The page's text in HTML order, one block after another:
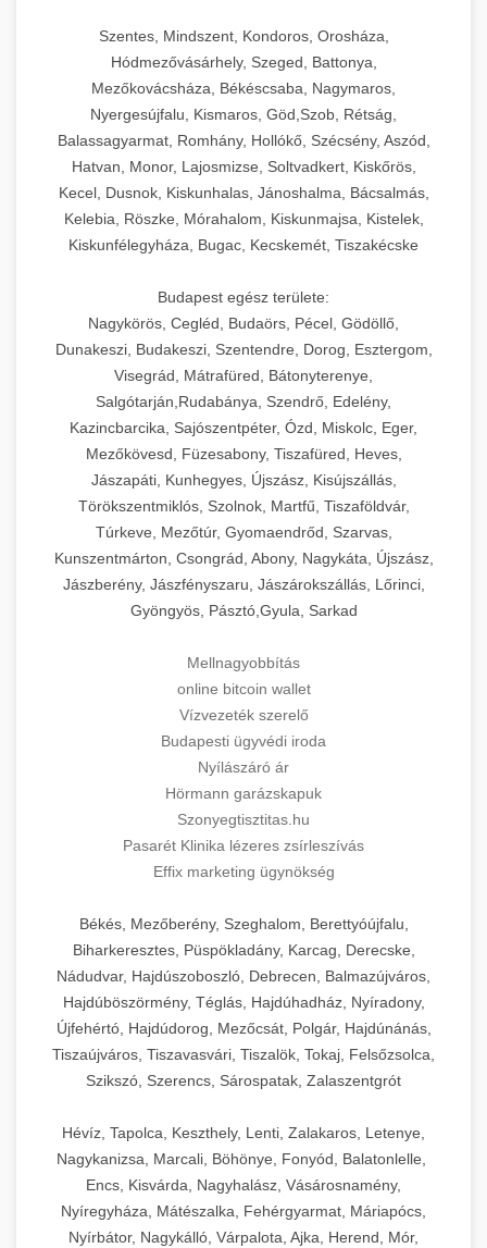
Szentes, Mindszent, Kondoros, Orosháza,
Hódmezővásárhely, Szeged, Battonya,
Mezőkovácsháza, Békéscsaba, Nagymaros,
Nyergesújfalu, Kismaros, Göd,Szob, Rétság,
Balassagyarmat, Romhány, Hollókő, Szécsény, Aszód,
Hatvan, Monor, Lajosmizse, Soltvadkert, Kiskőrös,
Kecel, Dusnok, Kiskunhalas, Jánoshalma, Bácsalmás,
Kelebia, Röszke, Mórahalom, Kiskunmajsa, Kistelek,
Kiskunfélegyháza, Bugac, Kecskemét, Tiszakécske
Budapest egész területe:
Nagykörös, Cegléd, Budaörs, Pécel, Gödöllő,
Dunakeszi, Budakeszi, Szentendre, Dorog, Esztergom,
Visegrád, Mátrafüred, Bátonyterenye,
Salgótarján,Rudabánya, Szendrő, Edelény,
Kazincbarcika, Sajószentpéter, Ózd, Miskolc, Eger,
Mezőkövesd, Füzesabony, Tiszafüred, Heves,
Jászapáti, Kunhegyes, Újszász, Kisújszállás,
Törökszentmiklós, Szolnok, Martfű, Tiszaföldvár,
Túrkeve, Mezőtúr, Gyomaendrőd, Szarvas,
Kunszentmárton, Csongrád, Abony, Nagykáta, Újszász,
Jászberény, Jászfényszaru, Jászárokszállás, Lőrinci,
Gyöngyös, Pásztó,Gyula, Sarkad
Mellnagyobbítás
online bitcoin wallet
Vízvezeték szerelő
Budapesti ügyvédi iroda
Nyílászáró ár
Hörmann garázskapuk
Szonyegtisztitas.hu
Pasarét Klinika lézeres zsírleszívás
Effix marketing ügynökség
Békés, Mezőberény, Szeghalom, Berettyóújfalu,
Biharkeresztes, Püspökladány, Karcag, Derecske,
Nádudvar, Hajdúszoboszló, Debrecen, Balmazújváros,
Hajdúböszörmény, Téglás, Hajdúhadház, Nyíradony,
Újfehértó, Hajdúdorog, Mezőcsát, Polgár, Hajdúnánás,
Tiszaújváros, Tiszavasvári, Tiszalök, Tokaj, Felsőzsolca,
Szikszó, Szerencs, Sárospatak, Zalaszentgrót
Hévíz, Tapolca, Keszthely, Lenti, Zalakaros, Letenye,
Nagykanizsa, Marcali, Böhönye, Fonyód, Balatonlelle,
Encs, Kisvárda, Nagyhalász, Vásárosnamény,
Nyíregyháza, Mátészalka, Fehérgyarmat, Máriapócs,
Nyírbátor, Nagykálló, Várpalota, Ajka, Herend, Mór,